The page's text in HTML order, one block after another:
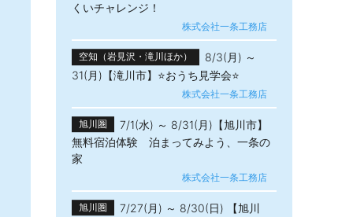
くいチャレンジ！
株式会社一条工務店
空知（岩見沢・滝川ほか）
8/3(月) ～
31(月)【滝川市】⭐おうち見学会⭐
株式会社一条工務店
旭川圏
7/1(水) ～ 8/31(月)【旭川市】
無料宿泊体験 泊まってみよう、一条の
家
株式会社一条工務店
旭川圏
7/27(月) ～ 8/30(日) 【旭川